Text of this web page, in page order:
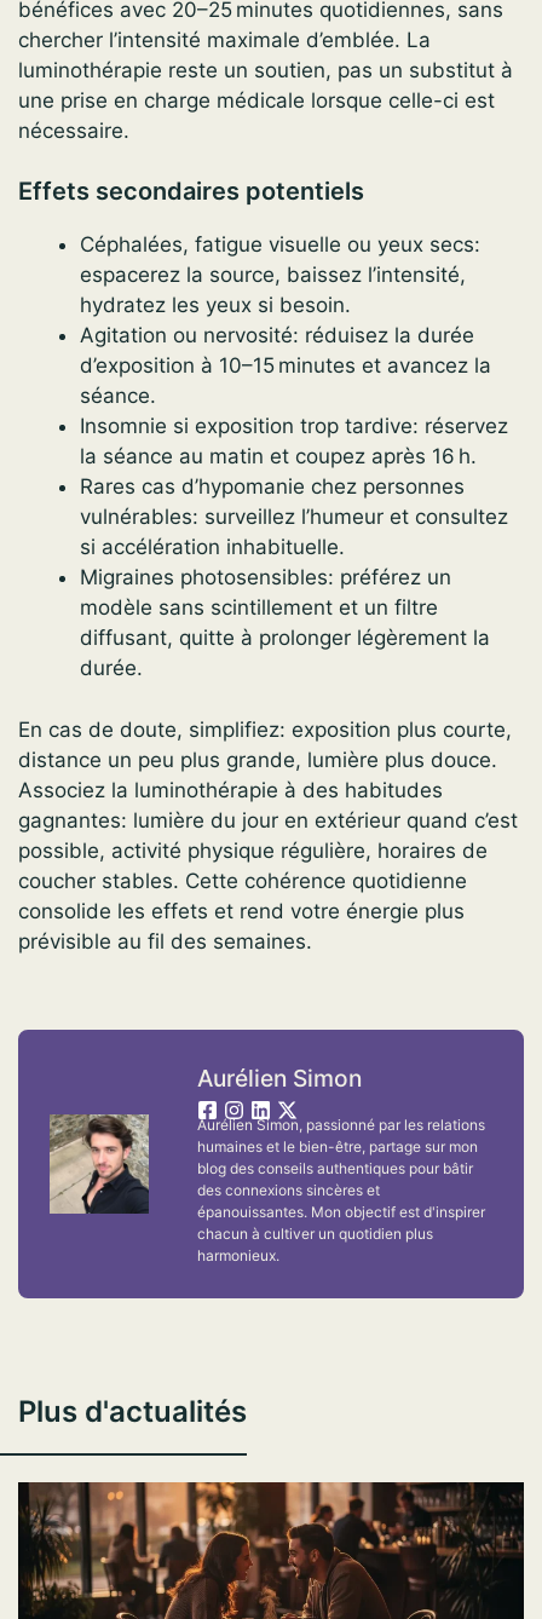
bénéfices avec 20–25 minutes quotidiennes, sans
chercher l’intensité maximale d’emblée. La
luminothérapie reste un soutien, pas un substitut à
une prise en charge médicale lorsque celle-ci est
nécessaire.
Effets secondaires potentiels
Céphalées, fatigue visuelle ou yeux secs:
espacerez la source, baissez l’intensité,
hydratez les yeux si besoin.
Agitation ou nervosité: réduisez la durée
d’exposition à 10–15 minutes et avancez la
séance.
Insomnie si exposition trop tardive: réservez
la séance au matin et coupez après 16 h.
Rares cas d’hypomanie chez personnes
vulnérables: surveillez l’humeur et consultez
si accélération inhabituelle.
Migraines photosensibles: préférez un
modèle sans scintillement et un filtre
diffusant, quitte à prolonger légèrement la
durée.
En cas de doute, simplifiez: exposition plus courte,
distance un peu plus grande, lumière plus douce.
Associez la luminothérapie à des habitudes
gagnantes: lumière du jour en extérieur quand c’est
possible, activité physique régulière, horaires de
coucher stables. Cette cohérence quotidienne
consolide les effets et rend votre énergie plus
prévisible au fil des semaines.
Aurélien Simon
Aurélien Simon, passionné par les relations
humaines et le bien-être, partage sur mon
blog des conseils authentiques pour bâtir
des connexions sincères et
épanouissantes. Mon objectif est d'inspirer
chacun à cultiver un quotidien plus
harmonieux.
Plus d'actualités